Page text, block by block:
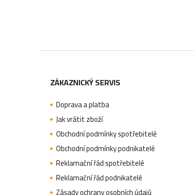
ZÁKAZNICKÝ SERVIS
Doprava a platba
Jak vrátit zboží
Obchodní podmínky spotřebitelé
Obchodní podmínky podnikatelé
Reklamační řád spotřebitelé
Reklamační řád podnikatelé